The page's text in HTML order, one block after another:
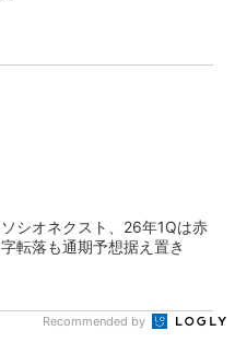
ソシオネクスト、26年1Qは赤
字転落も通期予想据え置き
Recommended by